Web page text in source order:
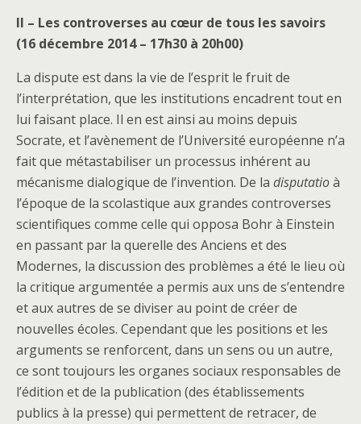
II – Les controverses au cœur de tous les savoirs
(16 décembre 2014 – 17h30 à 20h00)
La dispute est dans la vie de l’esprit le fruit de
l’interprétation, que les institutions encadrent tout en
lui faisant place. Il en est ainsi au moins depuis
Socrate, et l’avènement de l’Université européenne n’a
fait que métastabiliser un processus inhérent au
mécanisme dialogique de l’invention. De la disputatioà
l’époque de la scolastique aux grandes controverses
scientifiques comme celle qui opposa Bohr à Einstein
en passant par la querelle des Anciens et des
Modernes, la discussion des problèmes a été le lieu où
la critique argumentée a permis aux uns de s’entendre
et aux autres de se diviser au point de créer de
nouvelles écoles. Cependant que les positions et les
arguments se renforcent, dans un sens ou un autre,
ce sont toujours les organes sociaux responsables de
l’édition et de la publication (des établissements
publics à la presse) qui permettent de retracer, de